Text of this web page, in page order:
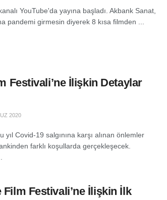
YouTube'da yayına başladı. Akbank Sanat,
pandemi girmesin diyerek 8 kısa filmden ...
Festivali’ne İlişkin Detaylar
2020
Covid-19 salgınına karşı alınan önlemler
farklı koşullarda gerçekleşecek.
Film Festivali’ne İlişkin İlk